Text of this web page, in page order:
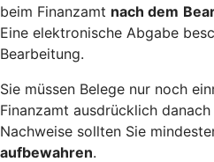
beim Finanzamt nach dem
Eine elektronische Abgabe
Bearbeitung.
Sie müssen Belege nur noch
Finanzamt ausdrücklich
Nachweise sollten Sie
aufbewahren.